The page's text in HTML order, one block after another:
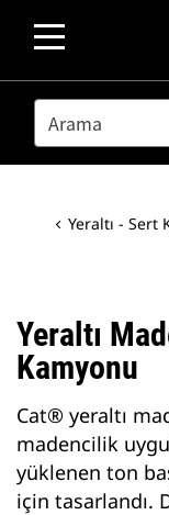
SEARCH
Yeraltı - Sert
Yeraltı
Kamyonu
Cat® yeraltı
madencilik
yüklenen ton
için tasarlandı.